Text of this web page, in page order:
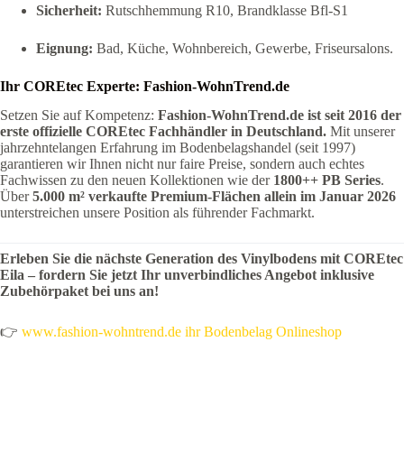
Sicherheit: Rutschhemmung R10, Brandklasse Bfl-S1
Eignung: Bad, Küche, Wohnbereich, Gewerbe, Friseursalons.
Ihr COREtec Experte: Fashion-WohnTrend.de
Setzen Sie auf Kompetenz: Fashion-WohnTrend.de ist seit 2016 der
erste offizielle COREtec Fachhändler in Deutschland. Mit unserer
jahrzehntelangen Erfahrung im Bodenbelagshandel (seit 1997)
garantieren wir Ihnen nicht nur faire Preise, sondern auch echtes
Fachwissen zu den neuen Kollektionen wie der 1800++ PB Series.
Über5.000 m² verkaufte Premium-Flächen allein im Januar 2026
unterstreichen unsere Position als führender Fachmarkt.
Erleben Sie die nächste Generation des Vinylbodens mit COREtec
Eila – fordern Sie jetzt Ihr unverbindliches Angebot inklusive
Zubehörpaket bei uns an!
👉 www.fashion-wohntrend.de ihr Bodenbelag Onlineshop